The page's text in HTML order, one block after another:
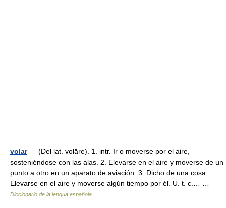
volar— (Del lat. volāre). 1. intr. Ir o moverse por el aire,
sosteniéndose con las alas. 2. Elevarse en el aire y moverse de un
punto a otro en un aparato de aviación. 3. Dicho de una cosa:
Elevarse en el aire y moverse algún tiempo por él. U. t. c.… …
Diccionario de la lengua española